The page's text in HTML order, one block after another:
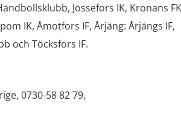
Jössefors IK, Kronans
IK, Åmotfors IF, Årjäng: Årjängs IF,
och Töcksfors IF.
0730-58 82 79,